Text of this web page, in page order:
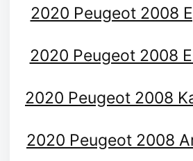
2020 Peugeot 2008
2020 Peugeot 2008
2020 Peugeot 2008
2020 Peugeot 2008